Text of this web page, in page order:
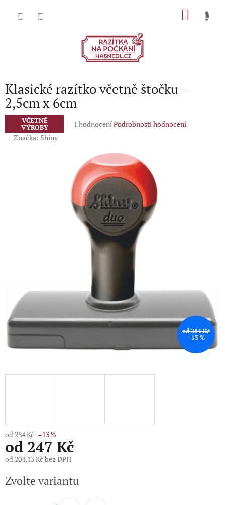
Klasické razítko včetně štočku -
2,5cm x 6cm
VČETNĚ
VÝROBY
Průměrné
z
5
hvězdiček.
1 hodnoceníPodrobnosti hodnocení
Značka: Shiny
od 284 Kč
–13 %
od 284 Kč –13 %
od 247 Kč
od204,13 Kč bez DPH
cena:
Zvolte variantu